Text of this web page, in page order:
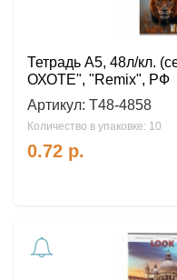
Тетрадь А5, 48л/кл.
ОХОТЕ", "Remix", РФ
Артикул: Т48-4858
Количество в упаковке: 10
0.72 р.